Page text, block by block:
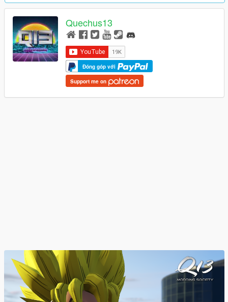
Quechus13
Đóng góp với
Support me on